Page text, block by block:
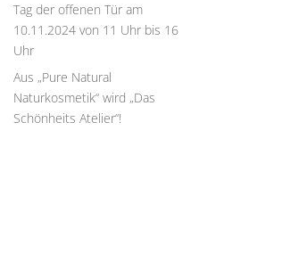
Tag der offenen Tür am
10.11.2024 von 11 Uhr bis 16
Uhr
Aus „Pure Natural
Naturkosmetik“ wird „Das
Schönheits Atelier“!